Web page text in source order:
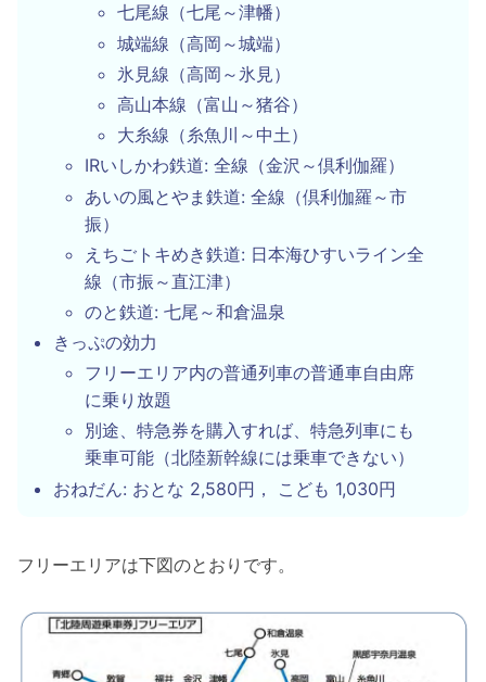
七尾線（七尾～津幡）
城端線（高岡～城端）
氷見線（高岡～氷見）
高山本線（富山～猪谷）
大糸線（糸魚川～中土）
IRいしかわ鉄道: 全線（金沢～倶利伽羅）
あいの風とやま鉄道: 全線（倶利伽羅～市
振）
えちごトキめき鉄道: 日本海ひすいライン全
線（市振～直江津）
のと鉄道: 七尾～和倉温泉
きっぷの効力
フリーエリア内の普通列車の普通車自由席
に乗り放題
別途、特急券を購入すれば、特急列車にも
乗車可能（北陸新幹線には乗車できない）
おねだん: おとな 2,580円， こども 1,030円
フリーエリアは下図のとおりです。